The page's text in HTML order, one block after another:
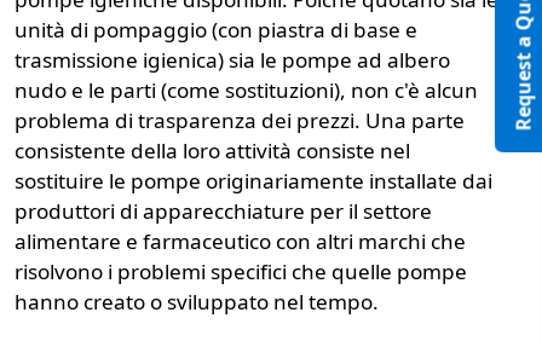
Request a Quote
unità di pompaggio (con piastra di base e
trasmissione igienica) sia le pompe ad albero
nudo e le parti (come sostituzioni), non c'è alcun
problema di trasparenza dei prezzi. Una parte
consistente della loro attività consiste nel
sostituire le pompe originariamente installate dai
produttori di apparecchiature per il settore
alimentare e farmaceutico con altri marchi che
risolvono i problemi specifici che quelle pompe
hanno creato o sviluppato nel tempo.